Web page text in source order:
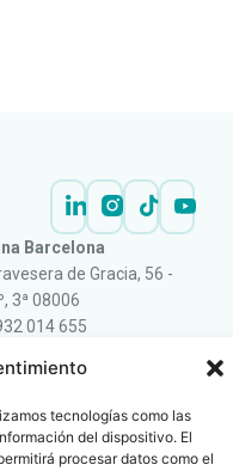
tecnologías como las
del dispositivo. El
procesar datos como el
Barcelona
de Gracia, 56 -
3ª 08006
014 655
legalde
denuncias)
y